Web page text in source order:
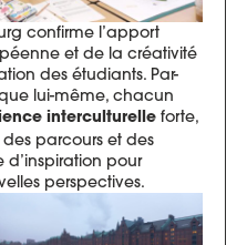
confirme l’apport
et de la créativité
des étudiants. Par-
lui-même, chacun
interculturelle forte,
parcours et des
d’inspiration pour
perspectives.